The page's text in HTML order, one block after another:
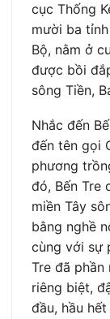
cục Thống
mười ba
Bộ, nằm ở
được bồi
sông Tiền,
Nhắc đến
đến tên gọi
phương
đó, Bến Tre
miền Tây
bằng nghề
cùng với sự
Tre đã phần
riêng biệt,
đầu, hầu